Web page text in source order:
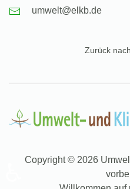
umwelt@elkb.de
Zurück
Copyright © 2026